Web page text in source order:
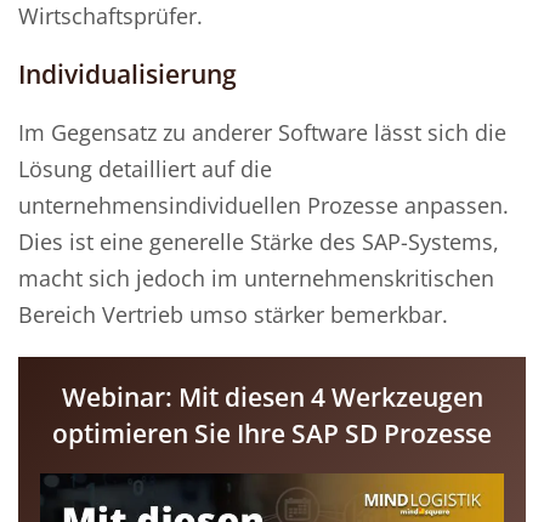
Wirtschaftsprüfer.
Individualisierung
Im Gegensatz zu anderer Software lässt sich die
Lösung detailliert auf die
unternehmensindividuellen Prozesse anpassen.
Dies ist eine generelle Stärke des SAP-Systems,
macht sich jedoch im unternehmenskritischen
Bereich Vertrieb umso stärker bemerkbar.
Webinar: Mit diesen 4 Werkzeugen
optimieren Sie Ihre SAP SD Prozesse